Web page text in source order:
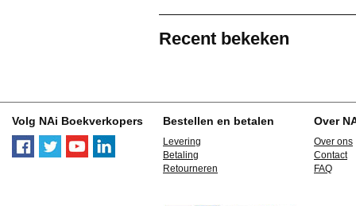
Recent bekeken
Volg NAi Boekverkopers Bestellen en betalen
Levering
Betaling
Retourneren
Over
Over ons
Contact
FAQ